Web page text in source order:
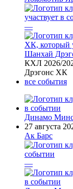
—
Шанхай
КХЛ 2026/
Дрэгонс ХК
все события
Динамо
27 августа
Ак Барс
—